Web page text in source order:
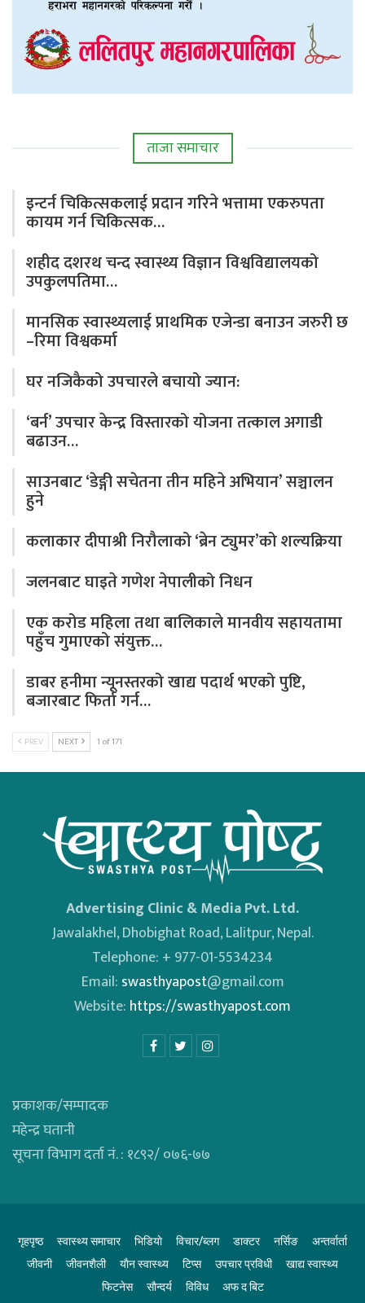
ताजा समाचार
इन्टर्न चिकित्सकलाई प्रदान गरिने भत्तामा एकरुपता
कायम गर्न चिकित्सक…
शहीद दशरथ चन्द स्वास्थ्य विज्ञान विश्वविद्यालयको
उपकुलपतिमा…
मानसिक स्वास्थ्यलाई प्राथमिक एजेन्डा बनाउन जरुरी छ
–रिमा विश्वकर्मा
घर नजिकैको उपचारले बचायो ज्यान:
‘बर्न’ उपचार केन्द्र विस्तारको योजना तत्काल अगाडी
बढाउन…
साउनबाट ‘डेङ्गी सचेतना तीन महिने अभियान’ सञ्चालन
हुने
कलाकार दीपाश्री निरौलाको ‘ब्रेन ट्युमर’को शल्यक्रिया
जलनबाट घाइते गणेश नेपालीको निधन
एक करोड महिला तथा बालिकाले मानवीय सहायतामा
पहुँच गुमाएको संयुक्त…
डाबर हनीमा न्यूनस्तरको खाद्य पदार्थ भएको पुष्टि,
बजारबाट फिर्ता गर्न…
PREV NEXT 1 of 171
Advertising Clinic & Media Pvt. Ltd.
Jawalakhel, Dhobighat Road, Lalitpur, Nepal.
Telephone: + 977-01-5534234
Email: swasthyapost@gmail.com
Website: https://swasthyapost.com
प्रकाशक/सम्पादक
महेन्द्र घतानी
सूचना विभाग दर्ता नं. : १८९२/ ०७६-७७
गृहपृष्ठ स्वास्थ्य समाचार भिडियाे विचार/ब्लग डाक्टर नर्सिङ
अन्तर्वार्ता
जीवनी
जीवनशैली याैन स्वास्थ्य टिप्स उपचार प्रविधी
खाद्य स्वास्थ्य
फिटनेस
साैन्दर्य विविध अफ द बिट